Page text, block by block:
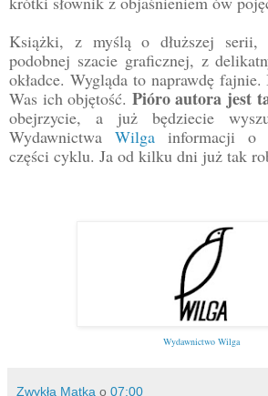
Książki, z myślą o dłuższej serii,
podobnej szacie graficznej, z
okładce. Wygląda to naprawdę
Was ich objętość. Pióro autora jest
obejrzycie, a już będziecie
Wydawnictwa Wilga informacji o
części cyklu. Ja od kilku dni już tak
Wydawnictwo Wilga
Zwykła Matka o 07:00